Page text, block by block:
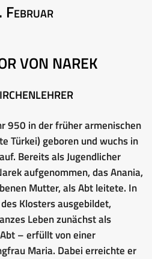
Februar
VON NAREK
950 in der früher armenischen
Türkei) geboren und wuchs in
Bereits als Jugendlicher
aufgenommen, das Anania,
Mutter, als Abt leitete. In
Klosters ausgebildet,
Leben zunächst als
– erfüllt von einer
Maria. Dabei erreichte er